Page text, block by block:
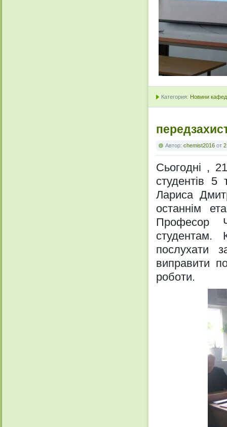
Категория: Новини
Автор: chemist2016 от
Сьогодні ,
студентів
Лариса
останнім
Професор
студентам.
послухати
виправити
роботи.